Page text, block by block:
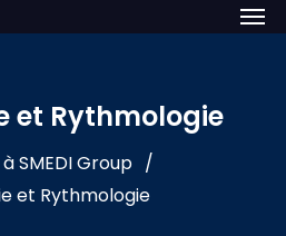
et Rythmologie
SMEDI Group
et Rythmologie